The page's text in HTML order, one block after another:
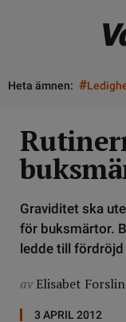
Heta ämnen: #
Graviditet ska
för buksmärtor.
ledde till fördröjd
av Elisabet
3 APRIL 2012